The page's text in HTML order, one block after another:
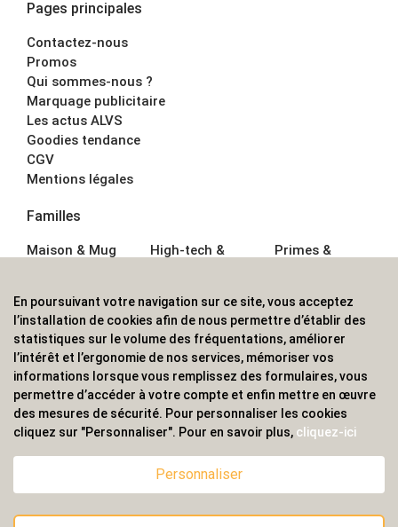
Pages principales
Contactez-nous
Promos
Qui sommes-nous ?
Marquage publicitaire
Les actus ALVS
Goodies tendance
CGV
Mentions légales
Familles
Maison & Mug
Écriture
Bagagerie sacs
High-tech &
Sport &
Outdoor
Enfant
Primes &
Boisson
Textile &
Casquette
Accessoires de
ALVS, fournisseur d'objets publicitaires, pour les
professionnels. Une implantation nationale, une
couverture internationale.
En poursuivant votre navigation sur ce site, vous acceptez
l’installation de cookies afin de nous permettre d’établir des
statistiques sur le volume des fréquentations, améliorer
l’intérêt et l’ergonomie de nos services, mémoriser vos
informations lorsque vous remplissez des formulaires, vous
permettre d’accéder à votre compte et enfin mettre en œuvre
des mesures de sécurité. Pour personnaliser les cookies
cliquez sur "Personnaliser". Pour en savoir plus, cliquez-ici
Personnaliser